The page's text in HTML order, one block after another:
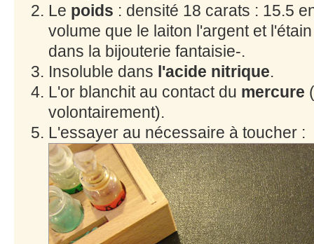
Le poids : densité 18 carats : 15.5
volume que le laiton l'argent et
dans la bijouterie fantaisie-.
Insoluble dans l'acide nitrique.
L'or blanchit au contact du mercure
volontairement).
L'essayer au nécessaire à toucher :